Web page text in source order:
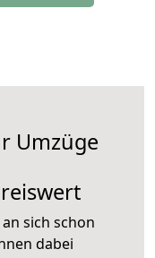
Umzüge
sich schon
dabei